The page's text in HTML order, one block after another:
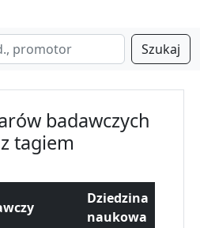
Szukaj
badawczych
tagiem
Dziedzina
naukowa